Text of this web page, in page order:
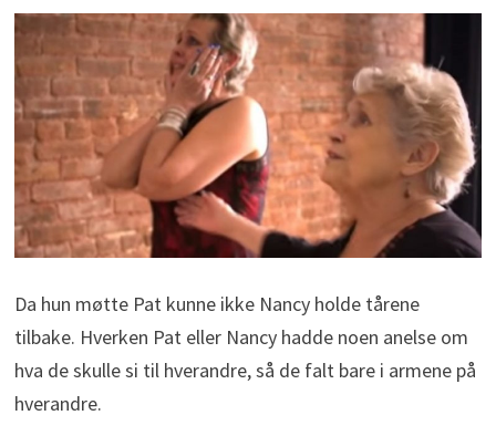
Da hun møtte Pat kunne ikke Nancy holde tårene
tilbake. Hverken Pat eller Nancy hadde noen anelse om
hva de skulle si til hverandre, så de falt bare i armene på
hverandre.